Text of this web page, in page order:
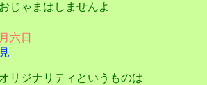
じゃまはしませんよ
六日
リジナリティというものは